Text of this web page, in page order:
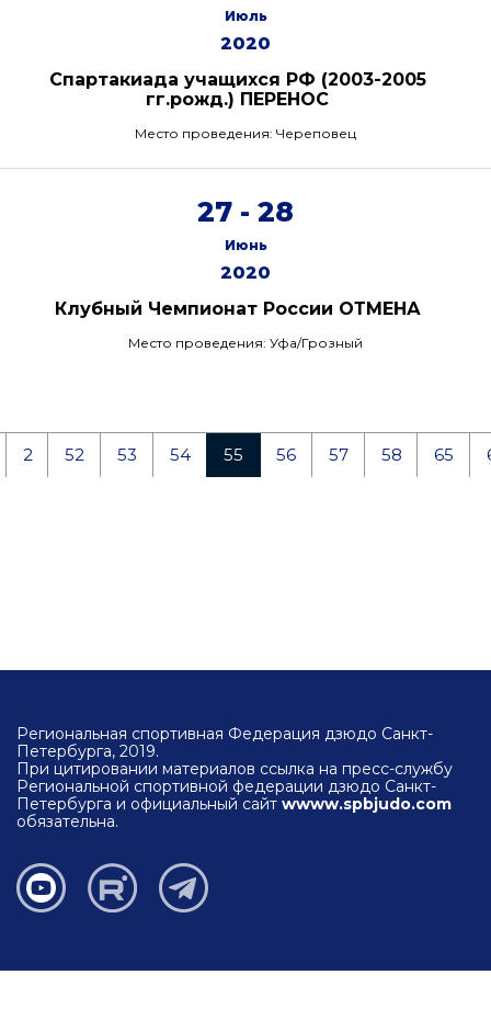
Июль
2020
Спартакиада учащихся РФ (2003-2005
гг.рожд.) ПЕРЕНОС
Место проведения: Череповец
27 - 28
Июнь
2020
Клубный Чемпионат России ОТМЕНА
Место проведения: Уфа/Грозный
2 52 53 54 55 56 57 58 65
Региональная спортивная Федерация дзюдо Санкт-
Петербурга, 2019.
При цитировании материалов ссылка на пресс-службу
Региональной спортивной федерации дзюдо Санкт-
Петербурга и официальный сайт wwww.spbjudo.com
обязательна.